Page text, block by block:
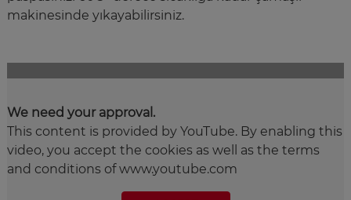
makinesinde yıkayabilirsiniz.
We need your approval.
This content is provided by YouTube. By enabling this
video, you accept the cookies as well as the terms
and conditions of www.youtube.com